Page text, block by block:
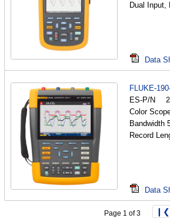
Dual Input,
Data
FLUKE-
ES-P/N
Color
Bandwidth
Record
Data
Page 1 of 3 ❙❮